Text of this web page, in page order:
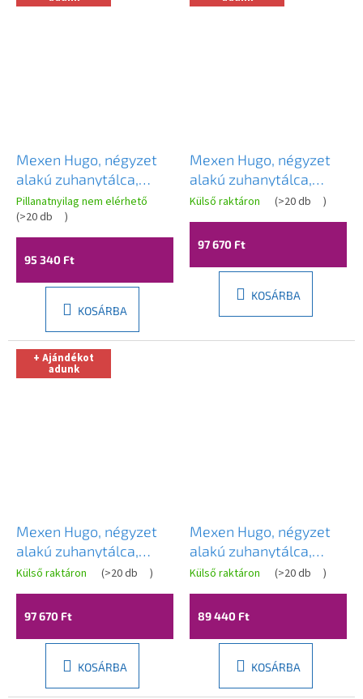
Mexen Hugo, négyzet
alakú zuhanytálca,
SMC, 100x100cm, bézs,
acél borítás, 42691010-
X
Pillanatnyilag nem elérhető
(>20 db )
95 340 Ft
KOSÁRBA
Mexen Hugo, négyzet
alakú zuhanytálca,
SMC, 100x100cm, bézs,
fekete borítás,
42691010-B
Külső raktáron (>20 db )
97 670 Ft
KOSÁRBA
+ Ajándékot
adunk
Mexen Hugo, négyzet
alakú zuhanytálca,
SMC, 100x100cm, bézs,
fehér borítás,
42691010-W
Külső raktáron (>20 db )
97 670 Ft
KOSÁRBA
Mexen Hugo, négyzet
alakú zuhanytálca,
SMC, 100x100 cm, bézs,
42691010
Külső raktáron (>20 db )
89 440 Ft
KOSÁRBA